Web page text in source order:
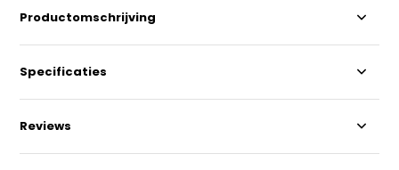
Productomschrijving
Specificaties
Reviews